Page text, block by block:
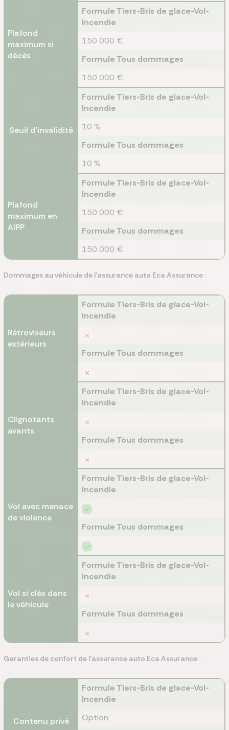
Plafond
maximum si
décès
Formule Tiers-Bris de glace-Vol-
Incendie
150 000 €
Formule Tous dommages
150 000 €
Seuil d’invalidité
Formule Tiers-Bris de glace-Vol-
Incendie
10 %
Formule Tous dommages
10 %
Plafond
maximum en
AIPP
Formule Tiers-Bris de glace-Vol-
Incendie
150 000 €
Formule Tous dommages
150 000 €
Dommages au véhicule de l’assurance auto Eca Assurance :
Rétroviseurs
extérieurs
Formule Tiers-Bris de glace-Vol-
Incendie
Formule Tous dommages
Clignotants
avants
Formule Tiers-Bris de glace-Vol-
Incendie
Formule Tous dommages
Vol avec menace
de violence
Formule Tiers-Bris de glace-Vol-
Incendie
Formule Tous dommages
Vol si clés dans
le véhicule
Formule Tiers-Bris de glace-Vol-
Incendie
Formule Tous dommages
Garanties de confort de l’assurance auto Eca Assurance :
Contenu privé
Formule Tiers-Bris de glace-Vol-
Incendie
Option